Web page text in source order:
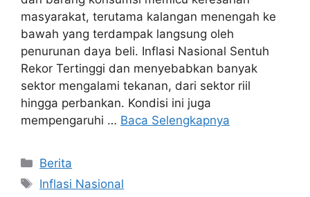
masyarakat, terutama kalangan menengah ke
bawah yang terdampak langsung oleh
penurunan daya beli. Inflasi Nasional Sentuh
Rekor Tertinggi dan menyebabkan banyak
sektor mengalami tekanan, dari sektor riil
hingga perbankan. Kondisi ini juga
mempengaruhi … Baca Selengkapnya
Kategori
Berita
Tag
Inflasi Nasional